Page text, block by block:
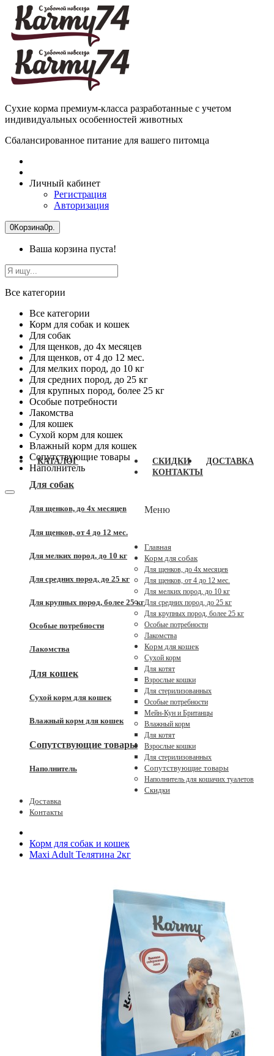
Сухие корма премиум-класса разработанные с учетом
индивидуальных особенностей животных
Сбалансированное питание для вашего питомца
Личный кабинет
Регистрация
Авторизация
0Корзина0р.
Ваша корзина пуста!
Все категории
Все категории
Корм для собак и кошек
Для собак
Для щенков, до 4x месяцев
Для щенков, от 4 до 12 мес.
Для мелких пород, до 10 кг
Для средних пород, до 25 кг
Для крупных пород, более 25 кг
Особые потребности
Лакомства
Для кошек
Сухой корм для кошек
Влажный корм для кошек
Сопутствующие товары
Наполнитель
КАТАЛОГ
Для собак
Для щенков, до 4x месяцев
Для щенков, от 4 до 12 мес.
Для мелких пород, до 10 кг
Для средних пород, до 25 кг
Для крупных пород, более 25 кг
Особые потребности
Лакомства
Для кошек
Сухой корм для кошек
Влажный корм для кошек
Сопутствующие товары
Наполнитель
СКИДКИ
ДОСТАВКА
КОНТАКТЫ
Меню
Главная
Корм для собак
Для щенков, до 4x месяцев
Для щенков, от 4 до 12 мес.
Для мелких пород, до 10 кг
Для средних пород, до 25 кг
Для крупных пород, более 25 кг
Особые потребности
Лакомства
Корм для кошек
Сухой корм
Для котят
Взрослые кошки
Для стерилизованных
Особые потребности
Мейн-Кун и Британцы
Влажный корм
Для котят
Взрослые кошки
Для стерилизованных
Сопутствующие товары
Наполнитель для кошачих туалетов
Скидки
Доставка
Контакты
Корм для собак и кошек
Maxi Adult Телятина 2кг